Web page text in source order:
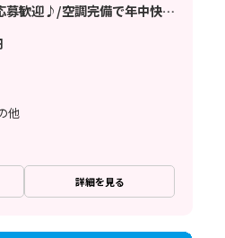
募歓迎♪/空調完備で年中快
大歓迎！
他
詳細を見る